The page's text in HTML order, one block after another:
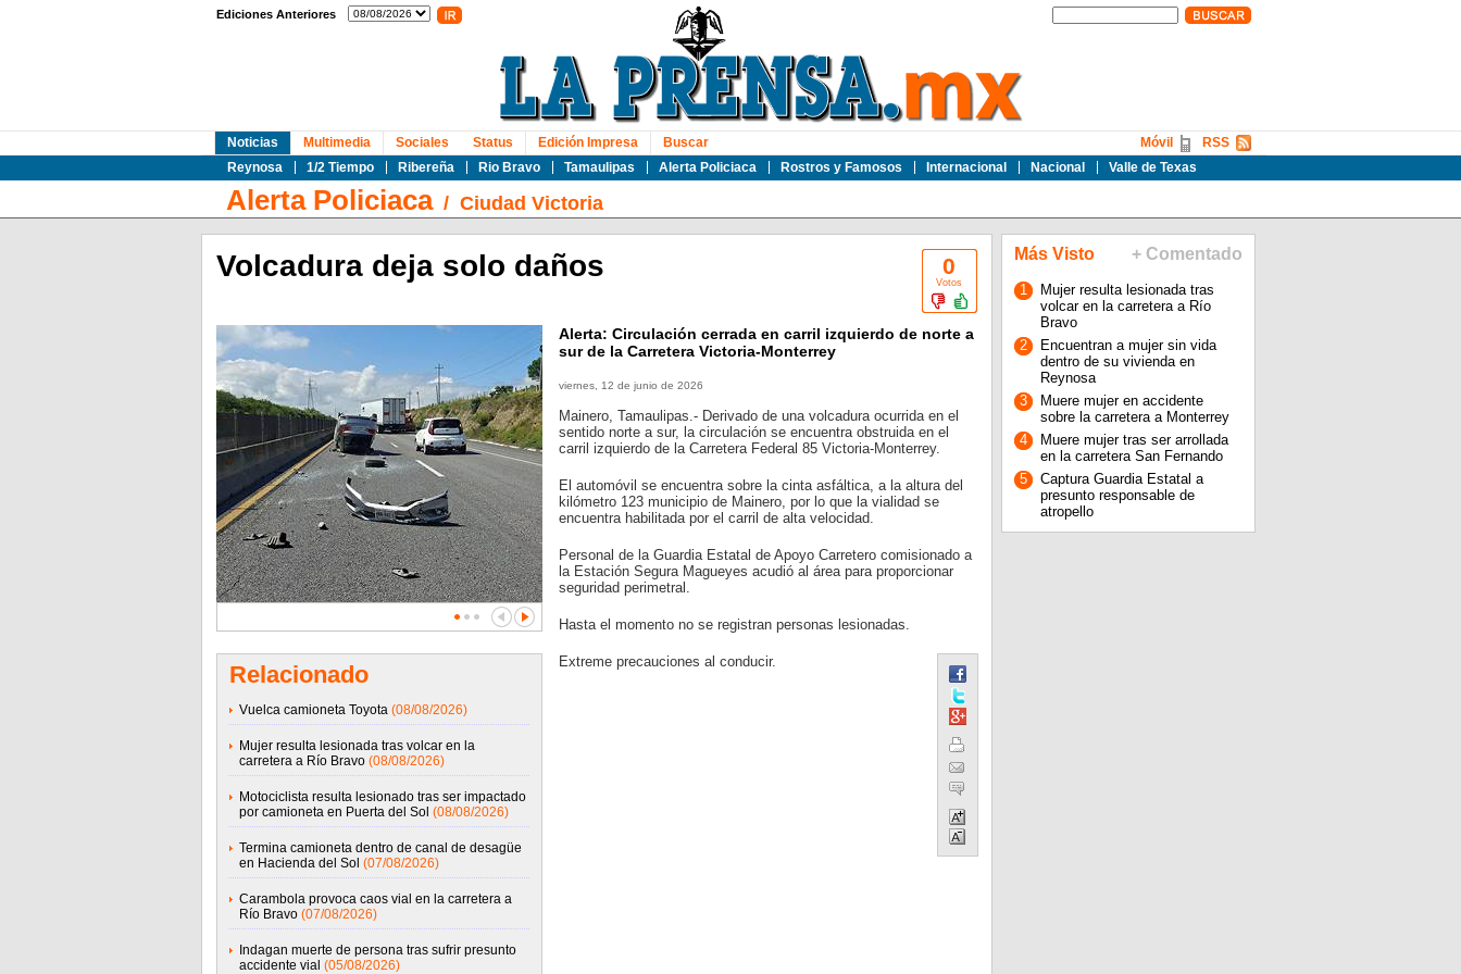
Ediciones Anteriores
Noticias
Reynosa
1/2 Tiempo Ribereña Rio Bravo Tamaulipas Alerta Policiaca Rostros y Famosos Internacional Nacional Valle de Texas
Multimedia Sociales Status Edición Impresa Buscar RSS
Móvil
Alerta Policiaca/ Ciudad Victoria
0
Votos
Volcadura deja solo daños
Relacionado
Vuelca camioneta Toyota (08/08/2026)
Mujer resulta lesionada tras volcar en la
carretera a Río Bravo (08/08/2026)
Motociclista resulta lesionado tras ser impactado
por camioneta en Puerta del Sol (08/08/2026)
Termina camioneta dentro de canal de desagüe
en Hacienda del Sol (07/08/2026)
Carambola provoca caos vial en la carretera a
Río Bravo (07/08/2026)
Indagan muerte de persona tras sufrir presunto
accidente vial (05/08/2026)
Alerta: Circulación cerrada en carril izquierdo de norte a
sur de la Carretera Victoria-Monterrey
viernes, 12 de junio de 2026
Mainero, Tamaulipas.- Derivado de una volcadura ocurrida en el
sentido norte a sur, la circulación se encuentra obstruida en el
carril izquierdo de la Carretera Federal 85 Victoria-Monterrey.
El automóvil se encuentra sobre la cinta asfáltica, a la altura del
kilómetro 123 municipio de Mainero, por lo que la vialidad se
encuentra habilitada por el carril de alta velocidad.
Personal de la Guardia Estatal de Apoyo Carretero comisionado a
la Estación Segura Magueyes acudió al área para proporcionar
seguridad perimetral.
Hasta el momento no se registran personas lesionadas.
Extreme precauciones al conducir.
Más Visto + Comentado
1
Mujer resulta lesionada tras
volcar en la carretera a Río
Bravo
2
Encuentran a mujer sin vida
dentro de su vivienda en
Reynosa
3
Muere mujer en accidente
sobre la carretera a Monterrey
4
Muere mujer tras ser arrollada
en la carretera San Fernando
5
Captura Guardia Estatal a
presunto responsable de
atropello